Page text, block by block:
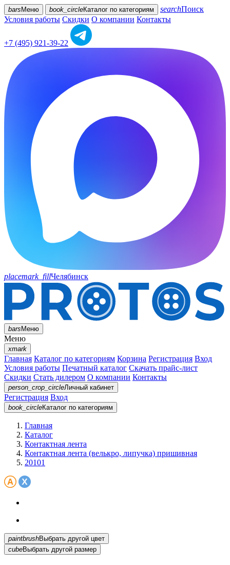
bars Меню book_circleКаталог по категориям searchПоиск
Условия работы Скидки О компании Контакты
+7 (495) 921-39-22
placemark_fillЧелябинск
barsМеню
Меню
xmark
Главная Каталог по категориям Корзина Регистрация Вход
Условия работы Печатный каталог Скачать прайс-лист
Скидки Стать дилером О компании Контакты
person_crop_circleЛичный кабинет
Регистрация Вход
book_circleКаталог по категориям
Главная
Каталог
Контактная лента
Контактная лента (велькро, липучка) пришивная
20101
paintbrush
Выбрать другой цвет
cubeВыбрать другой размер